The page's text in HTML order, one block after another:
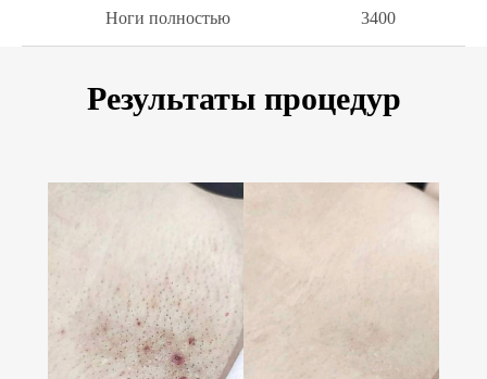
Ноги полностью 3400
Результаты процедур